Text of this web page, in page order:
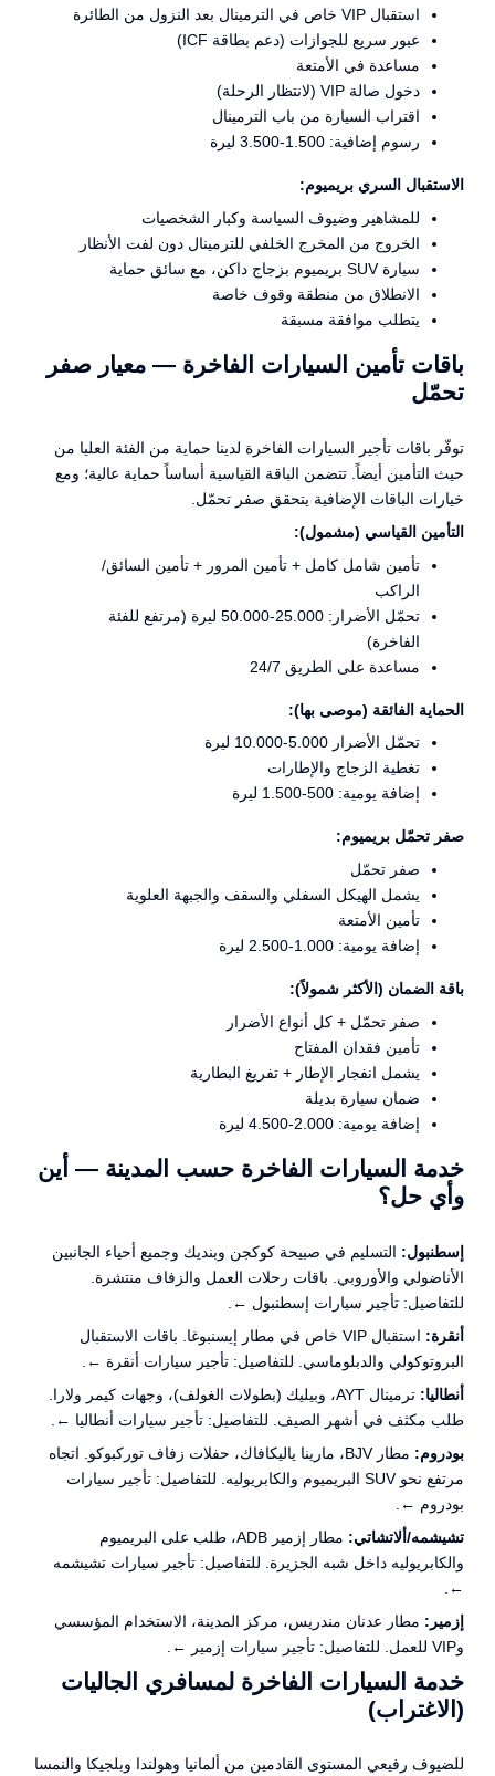
استقبال VIP خاص في الترمينال بعد النزول من الطائرة
عبور سريع للجوازات (دعم بطاقة ICF)
مساعدة في الأمتعة
دخول صالة VIP (لانتظار الرحلة)
اقتراب السيارة من باب الترمينال
رسوم إضافية: 1.500-3.500 ليرة
الاستقبال السري بريميوم:
للمشاهير وضيوف السياسة وكبار الشخصيات
الخروج من المخرج الخلفي للترمينال دون لفت الأنظار
سيارة SUV بريميوم بزجاج داكن، مع سائق حماية
الانطلاق من منطقة وقوف خاصة
يتطلب موافقة مسبقة
باقات تأمين السيارات الفاخرة — معيار صفر
تحمّل
توفّر باقات تأجير السيارات الفاخرة لدينا حماية من الفئة العليا من
حيث التأمين أيضاً. تتضمن الباقة القياسية أساساً حماية عالية؛ ومع
خيارات الباقات الإضافية يتحقق صفر تحمّل.
التأمين القياسي (مشمول):
تأمين شامل كامل + تأمين المرور + تأمين السائق/
الراكب
تحمّل الأضرار: 25.000-50.000 ليرة (مرتفع للفئة
الفاخرة)
مساعدة على الطريق 24/7
الحماية الفائقة (موصى بها):
تحمّل الأضرار 5.000-10.000 ليرة
تغطية الزجاج والإطارات
إضافة يومية: 500-1.500 ليرة
صفر تحمّل بريميوم:
صفر تحمّل
يشمل الهيكل السفلي والسقف والجبهة العلوية
تأمين الأمتعة
إضافة يومية: 1.000-2.500 ليرة
باقة الضمان (الأكثر شمولاً):
صفر تحمّل + كل أنواع الأضرار
تأمين فقدان المفتاح
يشمل انفجار الإطار + تفريغ البطارية
ضمان سيارة بديلة
إضافة يومية: 2.000-4.500 ليرة
خدمة السيارات الفاخرة حسب المدينة — أين
وأي حل؟
إسطنبول: التسليم في صبيحة كوكجن وبنديك وجميع أحياء الجانبين
الأناضولي والأوروبي. باقات رحلات العمل والزفاف منتشرة.
للتفاصيل: تأجير سيارات إسطنبول ←
أنقرة:
استقبال VIP خاص في مطار إيسنبوغا. باقات الاستقبال
البروتوكولي والدبلوماسي. للتفاصيل: تأجير سيارات أنقرة ←
أنطاليا:
ترمينال AYT، وبيليك (بطولات الغولف)، وجهات كيمر ولارا.
طلب مكثف في أشهر الصيف. للتفاصيل: تأجير سيارات أنطاليا ←
بودروم:
مطار BJV، مارينا ياليكافاك، حفلات زفاف توركبوكو. اتجاه
مرتفع نحو SUV البريميوم والكابريوليه. للتفاصيل:
تأجير سيارات
بودروم ←
تشيشمه/ألاتشاتي:
مطار إزمير ADB، طلب على البريميوم
والكابريوليه داخل شبه الجزيرة. للتفاصيل: تأجير سيارات تشيشمه
←
إزمير: مطار عدنان مندريس، مركز المدينة، الاستخدام المؤسسي
وVIP للعمل. للتفاصيل:
تأجير سيارات إزمير ←
خدمة السيارات الفاخرة لمسافري الجاليات
(الاغتراب)
للضيوف رفيعي المستوى القادمين من ألمانيا وهولندا وبلجيكا والنمسا